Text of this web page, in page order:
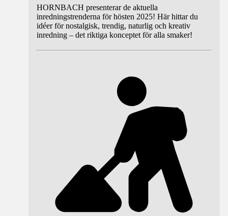
HORNBACH presenterar de aktuella
inredningstrenderna för hösten 2025! Här hittar du
idéer för nostalgisk, trendig, naturlig och kreativ
inredning – det riktiga konceptet för alla smaker!